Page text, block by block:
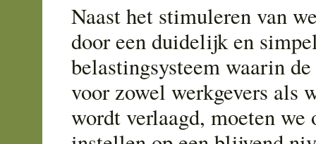
Naast het stimuleren van
door een duidelijk en
belastingsysteem waarin
voor zowel werkgevers als
wordt verlaagd, moeten we